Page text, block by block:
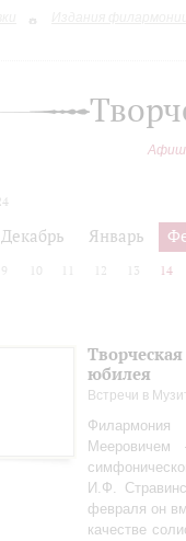
Декабрь Январь
9 10 12 13 14
юбилея
Встречи в
Мееровичем
И.Ф.
февраля он
качестве